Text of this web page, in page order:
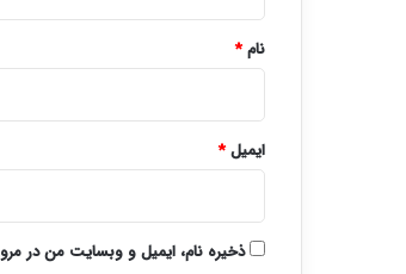
نام*
ایمیل*
ذخیره نام، ایمیل و وبسایت من در